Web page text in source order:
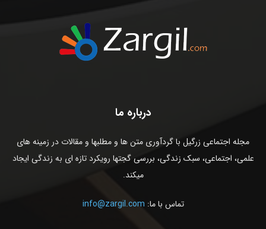
درباره ما
مجله اجتماعی زرگیل با گردآوری متن ها و مطلبها و مقالات در زمینه های
علمی، اجتماعی، سبک زندگی، بررسی گجتها رویکرد تازه ای به زندگی ایجاد
میکند.
تماس با ما: info@zargil.com